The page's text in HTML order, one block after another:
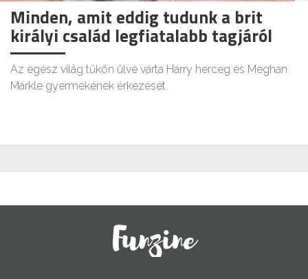
Minden, amit eddig tudunk a brit
királyi család legfiatalabb tagjáról
Az egész világ tűkön ülve várta Harry herceg és Meghan
Markle gyermekének érkezését.